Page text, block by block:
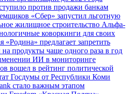
против продажи банкам
«Сбер» запустил льготную
жилищное строительство Альфа-
коворкинги для своих
«Родина» предлагает запретить
продукты чаще одного раза в год
ИИ в мониторинге
вошел в рейтинг политической
Госдумы от Республики Коми
стало важным этапом